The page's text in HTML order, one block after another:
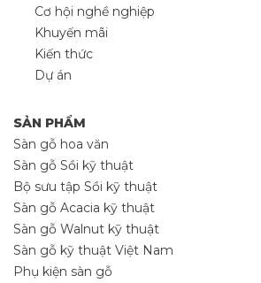
Cơ hội nghề nghiệp
Khuyến mãi
Kiến thức
Dự án
SẢN PHẨM
Sàn gỗ hoa văn
Sàn gỗ Sồi kỹ thuật
Bộ sưu tập Sồi kỹ thuật
Sàn gỗ Acacia kỹ thuật
Sàn gỗ Walnut kỹ thuật
Sàn gỗ kỹ thuật Việt Nam
Phụ kiện sàn gỗ